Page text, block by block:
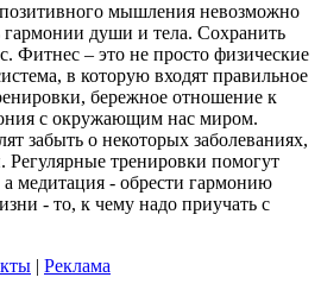
позитивного мышления невозможно
гармонии души и тела. Сохранить
Фитнес – это не просто физические
в которую входят правильное
бережное отношение к
с окружающим нас миром.
забыть о некоторых заболеваниях,
Регулярные тренировки помогут
а медитация - обрести гармонию
- то, к чему надо приучать с
| Реклама